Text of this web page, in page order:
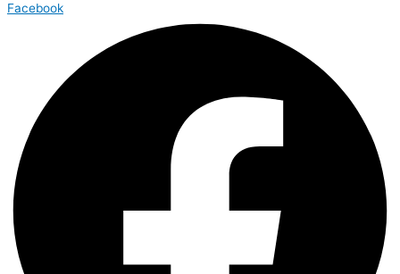
Facebook